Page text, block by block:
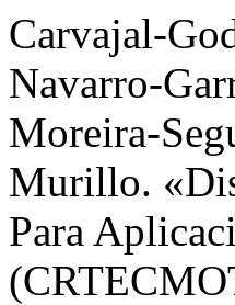
Carvajal-
Navarro-
Moreira-
Murillo.
Para